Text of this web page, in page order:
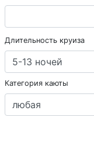
Длительность круиза
Категория каюты